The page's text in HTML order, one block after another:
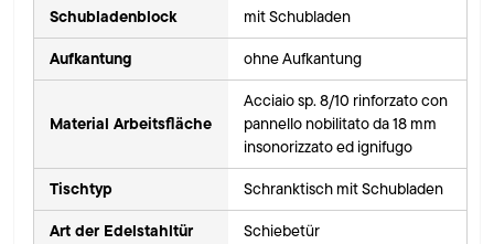
Schubladenblock mit Schubladen
Aufkantung ohne Aufkantung
Material Arbeitsfläche
Acciaio sp. 8/10 rinforzato con
pannello nobilitato da 18 mm
insonorizzato ed ignifugo
Tischtyp Schranktisch mit Schubladen
Art der Edelstahltür Schiebetür